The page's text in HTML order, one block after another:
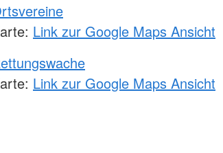
Link zur Google Maps Ansicht
Link zur Google Maps Ansicht